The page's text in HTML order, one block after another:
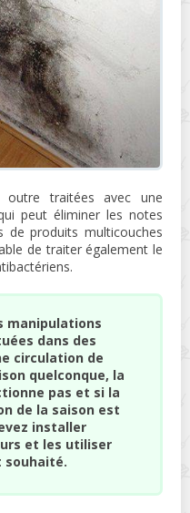
traitées avec une
peut éliminer les notes
de produits multicouches
de traiter également le
manipulations
dans des
circulation de
quelconque, la
pas et si la
de la saison est
installer
et les utiliser